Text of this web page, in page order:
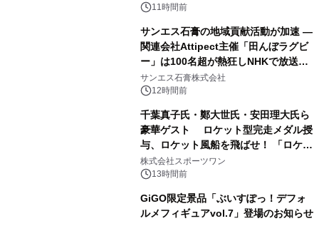
11時間前
サンエス石膏の地域貢献活動が加速 ―
関連会社Attipect主催「田んぼラグビ
ー」は100名超が熱狂しNHKで放送さ
れました。
サンエス石膏株式会社
12時間前
千葉真子氏・鄭大世氏・安田理大氏ら
豪華ゲスト ロケット型完走メダル授
与、ロケット風船を飛ばせ！ 「ロケッ
トマラソン2026」開催
株式会社スポーツワン
13時間前
GiGO限定景品「ぶいすぽっ！デフォ
ルメフィギュアvol.7」登場のお知らせ